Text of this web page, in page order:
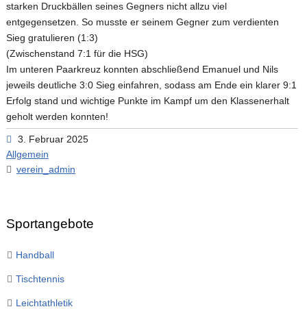
starken Druckbällen seines Gegners nicht allzu viel
entgegensetzen. So musste er seinem Gegner zum verdienten
Sieg gratulieren (1:3)
(Zwischenstand 7:1 für die HSG)
Im unteren Paarkreuz konnten abschließend Emanuel und Nils
jeweils deutliche 3:0 Sieg einfahren, sodass am Ende ein klarer 9:1
Erfolg stand und wichtige Punkte im Kampf um den Klassenerhalt
geholt werden konnten!
3. Februar 2025
Allgemein
verein_admin
Sportangebote
Handball
Tischtennis
Leichtathletik